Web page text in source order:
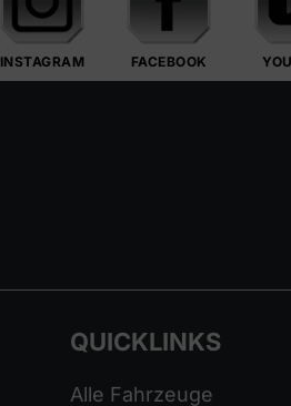
INSTAGRAM FACEBOOK
QUICKLINKS
Alle Fahrzeuge